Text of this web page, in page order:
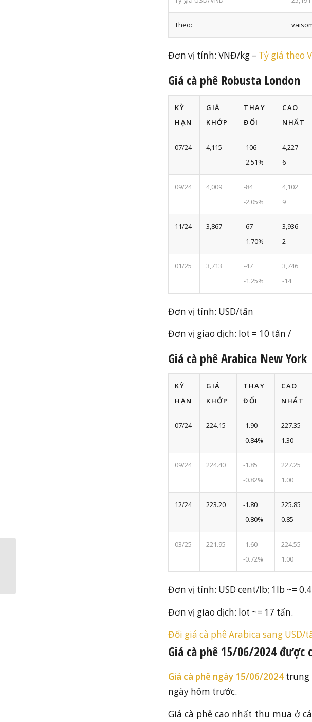
Theo:
Đơn vị tính: VNĐ/kg – Tỷ giá theo
Giá cà phê Robusta London
KỲ
HẠN
GIÁ
KHỚP
THAY
ĐỔI
CAO
NHẤT
07/24 4,115
-106
-2.51%
4,227
6
09/24 4,009
-84
-2.05%
4,102
9
11/24 3,867
-67
-1.70%
3,936
2
01/25 3,713
-47
-1.25%
3,746
-14
Đơn vị tính: USD/tấn
Đơn vị giao dịch: lot = 10 tấn /
Giá cà phê Arabica New York
KỲ
HẠN
GIÁ
KHỚP
THAY
ĐỔI
CAO
NHẤT
07/24 224.15
-1.90
-0.84%
227.35
1.30
09/24 224.40
-1.85
-0.82%
227.25
1.00
12/24 223.20
-1.80
-0.80%
225.85
0.85
03/25 221.95
-1.60
-0.72%
224.55
1.00
Đơn vị tính: USD cent/lb; 1lb ~=
Đơn vị giao dịch: lot ~= 17 tấn.
Đổi giá cà phê Arabica sang USD/
Giá cà phê 15/06/2024 được
Giá cà phê ngày 15/06/2024 trung
ngày hôm trước.
Giá cà phê cao nhất thu mua ở